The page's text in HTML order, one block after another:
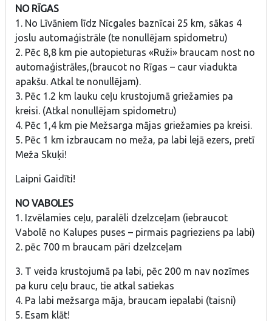
NO RĪGAS
1. No Līvāniem līdz Nīcgales baznīcai 25 km, sākas 4
joslu automaģistrāle (te nonullējam spidometru)
2. Pēc 8,8 km pie autopieturas «Ruži» braucam nost no
automaģistrāles,(braucot no Rīgas – caur viadukta
apakšu. Atkal te nonullējam).
3. Pēc 1.2 km lauku ceļu krustojumā griežamies pa
kreisi. (Atkal nonullējam spidometru)
4. Pēc 1,4 km pie Mežsarga mājas griežamies pa kreisi.
5. Pēc 1 km izbraucam no meža, pa labi lejā ezers, pretī
Meža Skuķi!
Laipni Gaidīti!
NO VABOLES
1. Izvēlamies ceļu, paralēli dzelzceļam (iebraucot
Vabolē no Kalupes puses – pirmais pagrieziens pa labi)
2. pēc 700 m braucam pāri dzelzceļam
3. T veida krustojumā pa labi, pēc 200 m nav nozīmes
pa kuru ceļu brauc, tie atkal satiekas
4. Pa labi mežsarga māja, braucam iepalabi (taisni)
5. Esam klāt!